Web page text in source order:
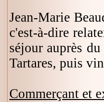
Jean-Marie
c'est-à-dire
séjour auprès
Tartares, puis
Commerçant et